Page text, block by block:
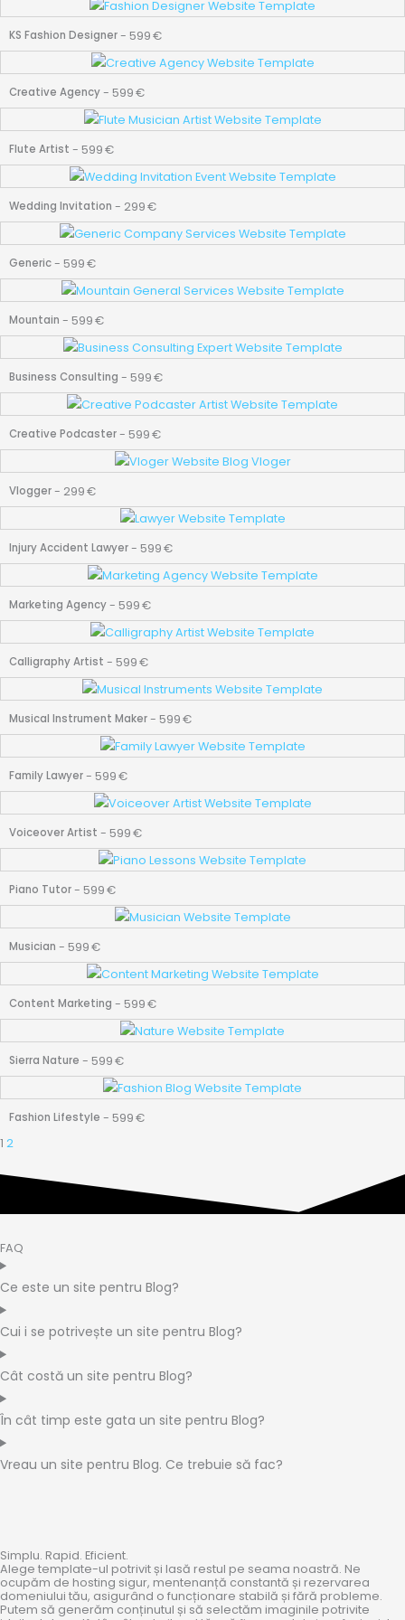
KS Fashion Designer- 599€
Creative Agency- 599€
Flute Artist - 599€
Wedding Invitation - 299€
Generic- 599€
Mountain - 599€
Business Consulting - 599€
Creative Podcaster- 599€
Vlogger- 299€
Injury Accident Lawyer- 599€
Marketing Agency- 599€
Calligraphy Artist - 599€
Musical Instrument Maker- 599€
Family Lawyer- 599€
Voiceover Artist - 599€
Piano Tutor- 599€
Musician - 599€
Content Marketing - 599€
Sierra Nature - 599€
Fashion Lifestyle - 599€
1 2
FAQ
Ce este un site pentru Blog?
Cui i se potrivește un site pentru Blog?
Cât costă un site pentru Blog?
În cât timp este gata un site pentru Blog?
Vreau un site pentru Blog. Ce trebuie să fac?
Simplu. Rapid. Eficient.
Alege template-ul potrivit și lasă restul pe seama noastră. Ne
ocupăm de hosting sigur, mentenanță constantă și rezervarea
domeniului tău, asigurând o funcționare stabilă și fără probleme.
Putem să generăm conținutul și să selectăm imaginile potrivite